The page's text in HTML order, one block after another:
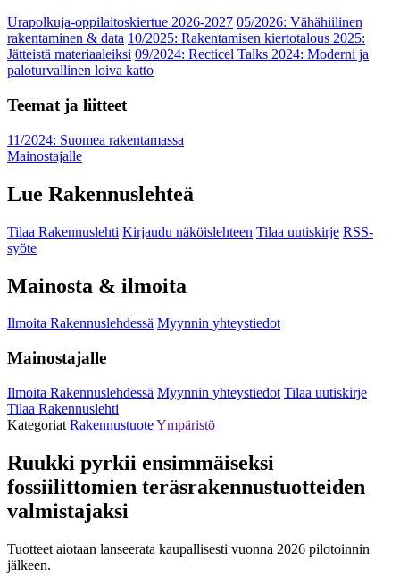
Urapolkuja-oppilaitoskiertue 2026-2027 05/2026: Vähähiilinen
rakentaminen & data 10/2025: Rakentamisen kiertotalous 2025:
Jätteistä materiaaleiksi 09/2024: Recticel Talks 2024: Moderni ja
paloturvallinen loiva katto
Teemat ja liitteet
11/2024: Suomea rakentamassa
Mainostajalle
Lue Rakennuslehteä
Tilaa Rakennuslehti Kirjaudu näköislehteen Tilaa uutiskirje RSS-
syöte
Mainosta & ilmoita
Ilmoita Rakennuslehdessä Myynnin yhteystiedot
Mainostajalle
Ilmoita Rakennuslehdessä Myynnin yhteystiedot Tilaa uutiskirje
Tilaa Rakennuslehti
Kategoriat RakennustuoteYmpäristö
Ruukki pyrkii ensimmäiseksi
fossiilittomien teräsrakennustuotteiden
valmistajaksi
Tuotteet aiotaan lanseerata kaupallisesti vuonna 2026 pilotoinnin
jälkeen.